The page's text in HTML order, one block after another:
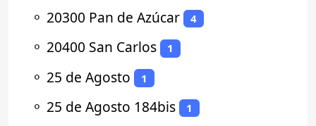
⚬ 20300 Pan de Azúcar 4
⚬ 20400 San Carlos 1
⚬ 25 de Agosto 1
⚬ 25 de Agosto 184bis 1